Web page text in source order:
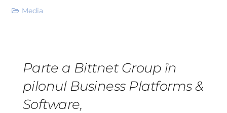
Media
Parte a Bittnet Group în
pilonul Business Platforms &
Software,